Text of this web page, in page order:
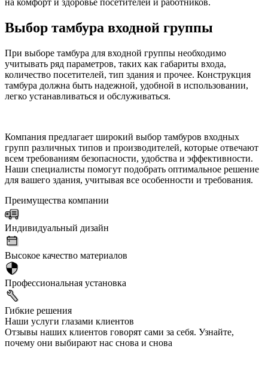
на комфорт и здоровье посетителей и работников.
Выбор тамбура входной группы
При выборе тамбура для входной группы необходимо
учитывать ряд параметров, таких как габариты входа,
количество посетителей, тип здания и прочее. Конструкция
тамбура должна быть надежной, удобной в использовании,
легко устанавливаться и обслуживаться.
Компания предлагает широкий выбор тамбуров входных
групп различных типов и производителей, которые отвечают
всем требованиям безопасности, удобства и эффективности.
Наши специалисты помогут подобрать оптимальное решение
для вашего здания, учитывая все особенности и требования.
Преимущества компании
Индивидуальный дизайн
Высокое качество материалов
Профессиональная установка
Гибкие решения
Наши услуги глазами клиентов
Отзывы наших клиентов говорят сами за себя. Узнайте,
почему они выбирают нас снова и снова